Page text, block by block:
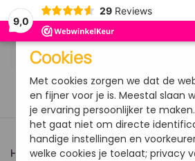
9,0
29 Reviews
Overslaan en naar de
Home Kennisartikelen WLS
Cookies
Met cookies zorgen we dat de
en fijner voor je is. Meestal slaan
je ervaring persoonlijker te
het gaat niet om directe
handige instellingen en
welke cookies je toelaat; privacy